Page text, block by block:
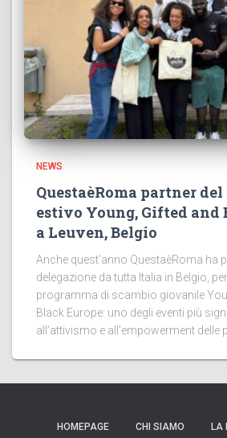
NEWS
QuestaèRoma partner
estivo Young, Gifted and
a Leuven, Belgio
Anche quest’anno QuestaèRoma ha
delegazione da tutta Italia in Belgio,
programma di scambio giovanile
Black Europe: uno degli eventi più
all’attivismo e all’empowerment delle
HOMEPAGE CHI SIAMO LA